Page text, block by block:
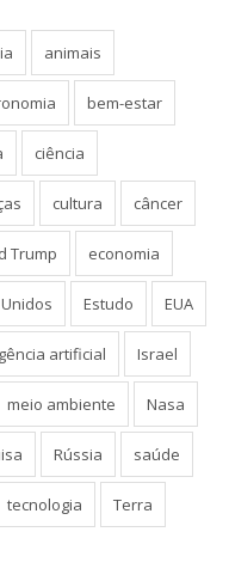
animais
bem-estar
ciência
cultura câncer
Trump economia
Estudo EUA
artificial Israel
meio ambiente Nasa
Rússia saúde
tecnologia Terra